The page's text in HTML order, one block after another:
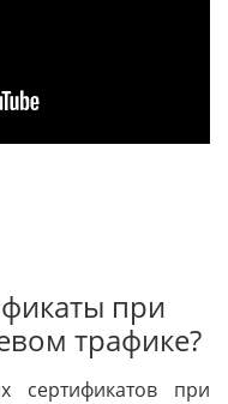
при
трафике?
сертификатов при